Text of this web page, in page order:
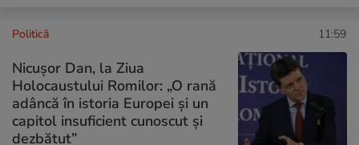
Politică 11:59
Nicuşor Dan, la Ziua
Holocaustului Romilor: „O rană
adâncă în istoria Europei și un
capitol insuficient cunoscut și
dezbătut”